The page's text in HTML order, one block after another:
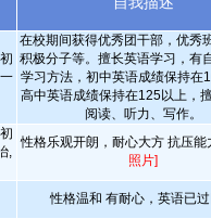
在校期间获得优秀团干部，优秀
积极分子等。擅长英语学习，有
学习方法，初中英语成绩保持在
高中英语成绩保持在125以上，擅
阅读、听力、写作。
,
性格乐观开朗，耐心大方 抗压能
照片]
性格温和 有耐心，英语已